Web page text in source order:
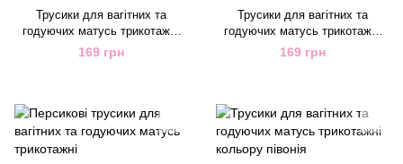
Трусики для вагітних та
годуючих матусь трикотажні
салатові
169 грн
Трусики для вагітних та
годуючих матусь трикотажні
блакитні
169 грн